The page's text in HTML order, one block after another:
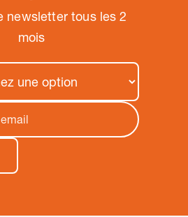
newsletter tous les 2
mois